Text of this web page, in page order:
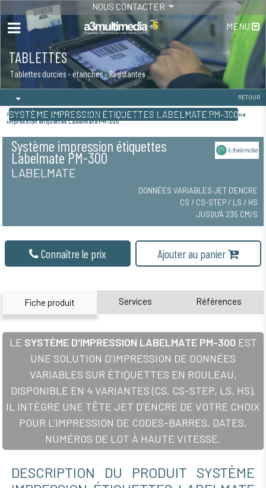
NOUS CONTACTER
MENU
TABLETTES
Tablettes durcies - étanches - Résistantes
SYSTÈME IMPRESSION ÉTIQUETTES LABELMATE PM-300
RETOUR
Réenrouleurs d'étiquettes / Refendeurs / Distributeurs / applicateur LABELMATE /Système
impression étiquettes Labelmate PM-300
Système impression étiquettes
Labelmate PM-300
LABELMATE
DONNÉES VARIABLES JET D'ENCRE
CS / CS-STEP / LS / HS
JUSQU'À 235 CM/S
Connaître le prix Ajouter au panier
Fiche produit Services Références
LE SYSTÈME D'IMPRESSION LABELMATE PM-300 EST
UNE SOLUTION D'IMPRESSION DE DONNÉES
VARIABLES SUR ÉTIQUETTES EN ROULEAU,
DISPONIBLE EN 4 VARIANTES (CS, CS-STEP, LS, HS).
IL INTÈGRE UNE TÊTE JET D'ENCRE DE VOTRE CHOIX
POUR L'IMPRESSION DE CODES-BARRES, DATES,
NUMÉROS DE LOT À HAUTE VITESSE.
DESCRIPTION DU PRODUIT SYSTÈME